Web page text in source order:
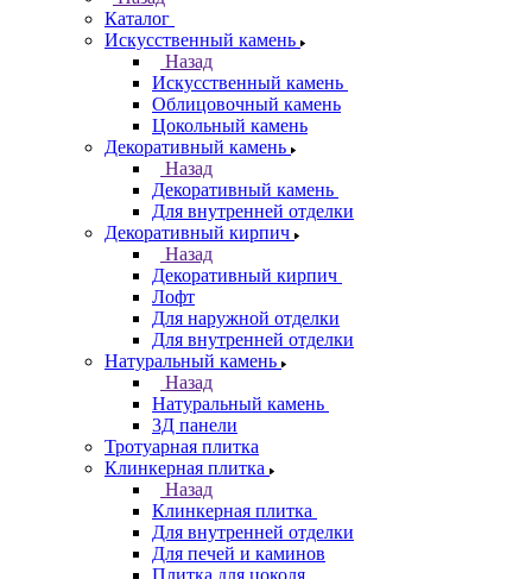
Каталог
Искусственный камень
Назад
Искусственный камень
Облицовочный камень
Цокольный камень
Декоративный камень
Назад
Декоративный камень
Для внутренней отделки
Декоративный кирпич
Назад
Декоративный кирпич
Лофт
Для наружной отделки
Для внутренней отделки
Натуральный камень
Назад
Натуральный камень
3Д панели
Тротуарная плитка
Клинкерная плитка
Назад
Клинкерная плитка
Для внутренней отделки
Для печей и каминов
Плитка для цоколя